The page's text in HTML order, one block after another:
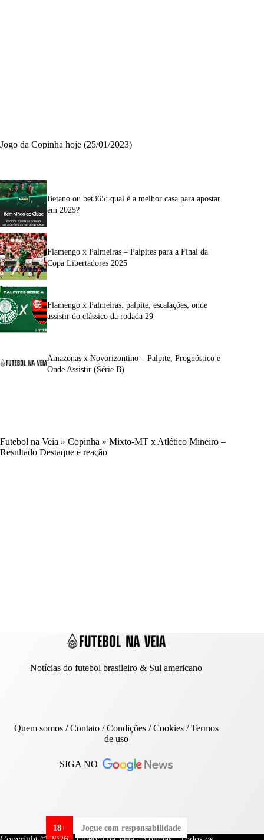
Jogo da Copinha hoje (25/01/2023)
Betano ou bet365: qual é a melhor casa para apostar
em 2025?
Flamengo x Palmeiras – Palpites para a Final da
Copa Libertadores 2025
Flamengo x Palmeiras: palpite, escalações, onde
assistir do clássico da rodada 29
Amazonas x Novorizontino – Palpite, Prognóstico e
Onde Assistir (Série B)
Futebol na Veia » Copinha » Mixto-MT x Atlético Mineiro –
Resultado Destaque e reação
Notícias do futebol brasileiro & Sul americano
Quem somos/Contato/ Condições /Cookies/Termos
de uso
SIGA NO
18+ Jogue com responsabilidade